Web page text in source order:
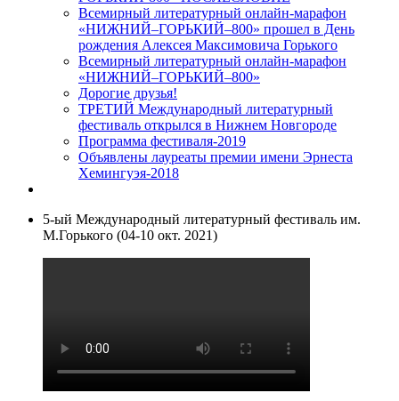
Всемирный литературный онлайн-марафон
«НИЖНИЙ–ГОРЬКИЙ–800» прошел в День
рождения Алексея Максимовича Горького
Всемирный литературный онлайн-марафон
«НИЖНИЙ–ГОРЬКИЙ–800»
Дорогие друзья!
ТРЕТИЙ Международный литературный
фестиваль открылся в Нижнем Новгороде
Программа фестиваля-2019
Объявлены лауреаты премии имени Эрнеста
Хемингуэя-2018
5-ый Международный литературный фестиваль им.
М.Горького (04-10 окт. 2021)